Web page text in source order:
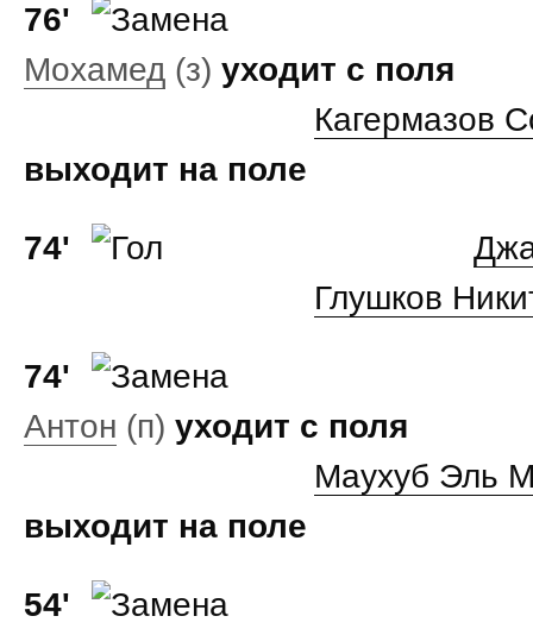
76'
Мохамед (з) уходит с поля
Кагермазов
выходит на поле
74'
Глушков
74'
Антон (п) уходит с поля
Маухуб Эль
выходит на поле
54'